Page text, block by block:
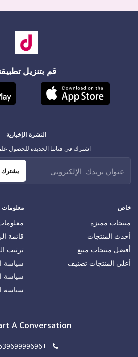
قم بتنزيل
خاص
منتجات مميزة
أحدث المنتجات
أفضل منتجات مبيع
أعلى المنتجات تصنيف
قائمة
ترتيب
سياسة
سياسة
سياسة
النشرة الإخبارية
اشترك في قناتنا الجديدة للحصول
يشترك
A Conversation
+963969999696